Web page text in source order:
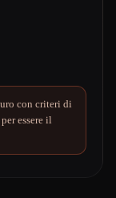
con criteri di
essere il